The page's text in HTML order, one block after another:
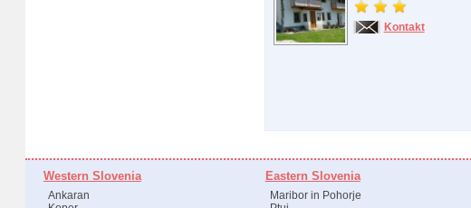
Kontakt
Western Slovenia
Ankaran
Eastern Slovenia
Maribor in Pohorje